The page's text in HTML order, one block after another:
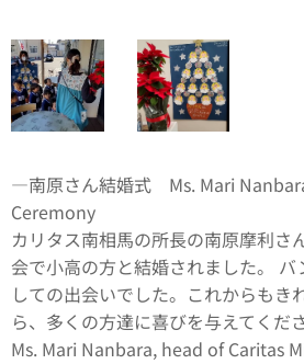
―南原さん結婚式 Ms. Mari
Ceremony
カリタス南相馬の所長の南原摩利さ
会で小高の方と結婚されました。
しての出会いでした。これからもき
ら、多くの方達に喜びを与えてくだ
Ms. Mari Nanbara, head of Caritas